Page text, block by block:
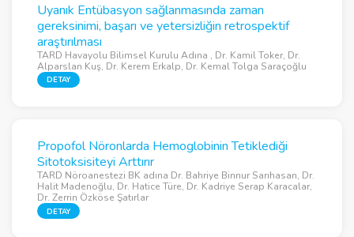
Uyanık Entübasyon sağlanmasında zaman
gereksinimi, başarı ve yetersizliğin retrospektif
araştırılması
TARD Havayolu Bilimsel Kurulu Adına , Dr. Kamil Toker, Dr.
Alparslan Kuş, Dr. Kerem Erkalp, Dr. Kemal Tolga Saraçoğlu
DETAY
Propofol Nöronlarda Hemoglobinin Tetiklediği
Sitotoksisiteyi Arttırır
TARD Nöroanestezi BK adına Dr. Bahriye Binnur Sarıhasan, Dr.
Halit Madenoğlu, Dr. Hatice Türe, Dr. Kadriye Serap Karacalar,
Dr. Zerrin Özköse Şatırlar
DETAY